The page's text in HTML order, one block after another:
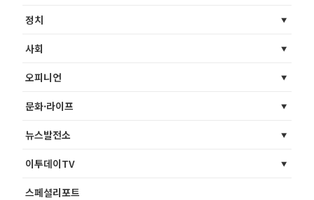
정치
사회
오피니언
문화·라이프
뉴스발전소
이투데이TV
스페셜리포트